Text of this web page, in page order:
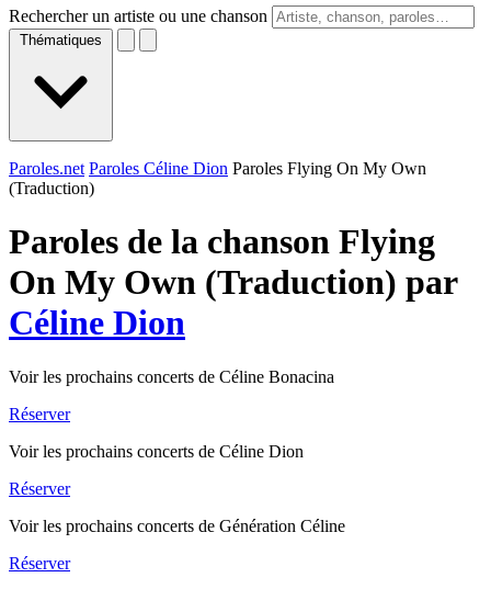
Rechercher un artiste ou une chanson
Thématiques
Paroles.net Paroles Céline Dion Paroles Flying On My Own
(Traduction)
Paroles de la chanson Flying
On My Own (Traduction) par
Céline Dion
Voir les prochains concerts de Céline Bonacina
Réserver
Voir les prochains concerts de Céline Dion
Réserver
Voir les prochains concerts de Génération Céline
Réserver